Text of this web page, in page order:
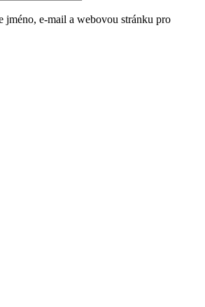
jméno, e-mail a webovou stránku pro